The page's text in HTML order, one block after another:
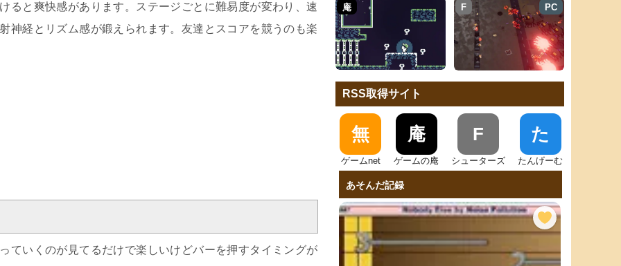
ると爽快感があります。ステージごとに難易度が変わり、速
神経とリズム感が鍛えられます。友達とスコアを競うのも楽
ていくのが見てるだけで楽しいけどバーを押すタイミングが
庵 F PC
RSS取得サイト
無
ゲームnet
庵
ゲームの庵
F
シューターズ
た
たんげーむ
あそんだ記録